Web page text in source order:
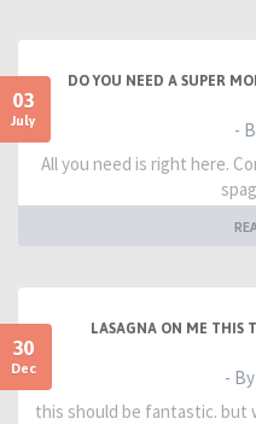
03
July
DO YOU NEED A SUPER
-
All you need is right here.
30
Dec
LASAGNA ON ME THIS
- By
this should be fantastic. but